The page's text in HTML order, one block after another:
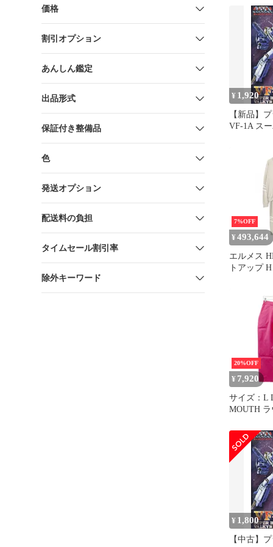
価格
割引オプション
あんしん鑑定
出品形式
保証付き整備品
色
発送オプション
配送料の負担
タイムセール割引率
除外キーワード
ク 657133
¥ 1,920
【新品】
VF-1A ス
いますか
No.13
7%OFF
¥ 493,644
エルメス
トアップ
セットア
20%OFF
¥ 7,920
サイズ：L
MOUTH ラ
ェア レデ
ト
¥ 1,800
【中古】